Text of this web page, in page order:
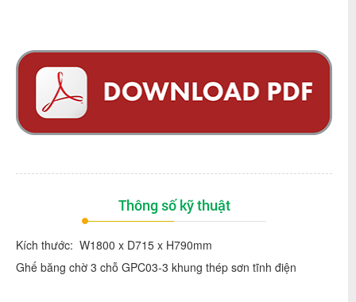
Thông số kỹ thuật
Kích thước: W1800 x D715 x H790mm
Ghế băng chờ 3 chỗ GPC03-3 khung thép sơn tĩnh điện